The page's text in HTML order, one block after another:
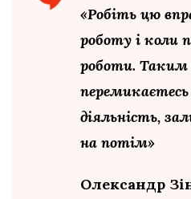
«Робіть цю
роботу і коли
роботи.
перемикаєтесь
діяльність,
на потім»
Олександр